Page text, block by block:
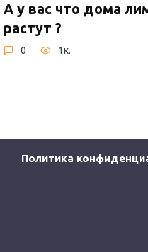
А у вас что дома
растут ?
0 1к.
Лимон Сангвинеум
Политика